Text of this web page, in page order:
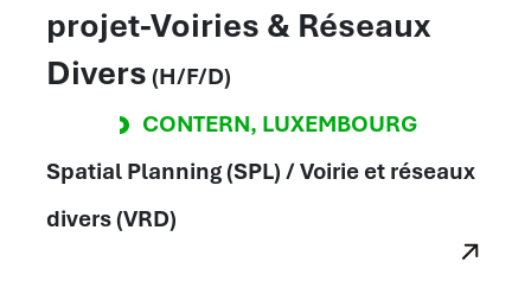
projet-Voiries & Réseaux
Divers (H/F/D)
CONTERN, LUXEMBOURG
Spatial Planning (SPL) / Voirie et réseaux
divers (VRD)